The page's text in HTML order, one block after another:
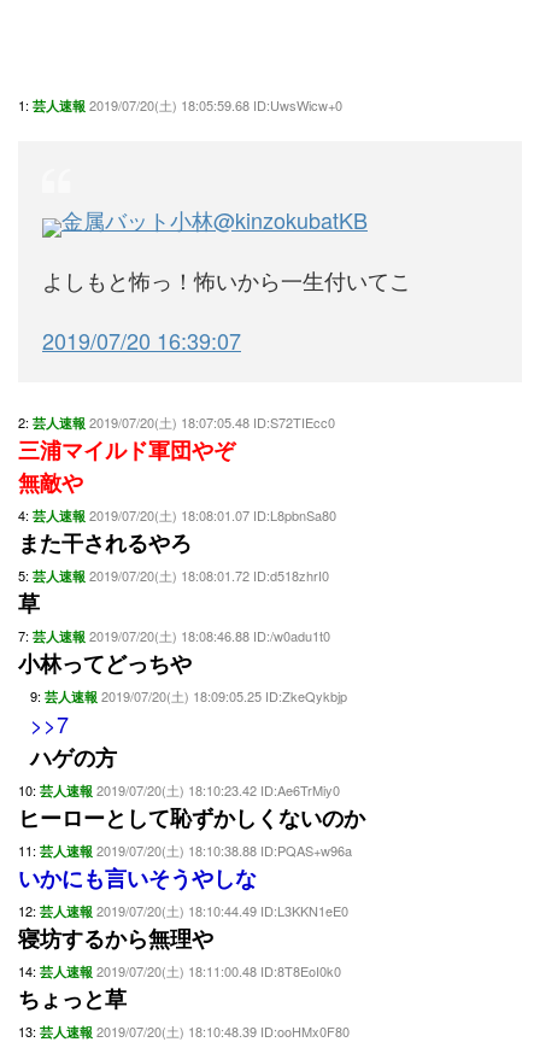
1: 芸人速報 2019/07/20(土) 18:05:59.68 ID:UwsWicw+0
金属バット小林@kinzokubatKB
よしもと怖っ！怖いから一生付いてこ
2019/07/20 16:39:07
2: 芸人速報 2019/07/20(土) 18:07:05.48 ID:S72TIEcc0
三浦マイルド軍団やぞ
無敵や
4: 芸人速報 2019/07/20(土) 18:08:01.07 ID:L8pbnSa80
また干されるやろ
5: 芸人速報 2019/07/20(土) 18:08:01.72 ID:d518zhrI0
草
7: 芸人速報 2019/07/20(土) 18:08:46.88 ID:/w0adu1t0
小林ってどっちや
9: 芸人速報 2019/07/20(土) 18:09:05.25 ID:ZkeQykbjp
>>7
ハゲの方
10: 芸人速報 2019/07/20(土) 18:10:23.42 ID:Ae6TrMiy0
ヒーローとして恥ずかしくないのか
11: 芸人速報 2019/07/20(土) 18:10:38.88 ID:PQAS+w96a
いかにも言いそうやしな
12: 芸人速報 2019/07/20(土) 18:10:44.49 ID:L3KKN1eE0
寝坊するから無理や
14: 芸人速報 2019/07/20(土) 18:11:00.48 ID:8T8EoI0k0
ちょっと草
13: 芸人速報 2019/07/20(土) 18:10:48.39 ID:ooHMx0F80